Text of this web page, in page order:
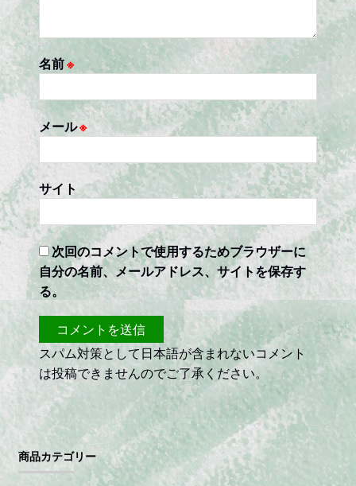
名前※
メール※
サイト
次回のコメントで使用するためブラウザーに
自分の名前、メールアドレス、サイトを保存す
る。
スパム対策として日本語が含まれないコメント
は投稿できませんのでご了承ください。
商品カテゴリー